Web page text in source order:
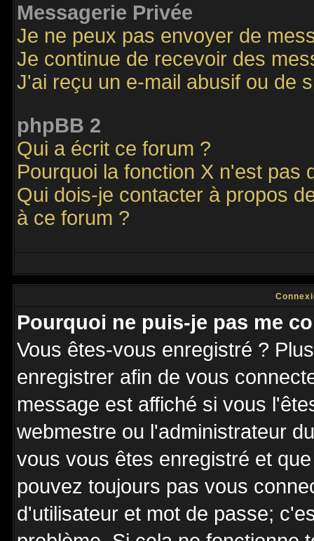
Messagerie Privée
Je ne peux pas envoyer de
Je continue de recevoir des
J'ai reçu un e-mail abusif ou de
phpBB 2
Qui a écrit ce forum ?
Pourquoi la fonction X n'est pas
Qui dois-je contacter à propos
à ce forum ?
Pourquoi ne puis-je pas me
Vous êtes-vous enregistré ?
enregistrer afin de vous
message est affiché si vous
webmestre ou l'administrateur
vous vous êtes enregistré et
pouvez toujours pas vous
d'utilisateur et mot de passe;